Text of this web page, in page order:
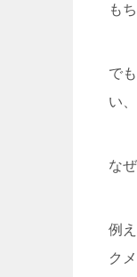
も
で
い
な
例
ク